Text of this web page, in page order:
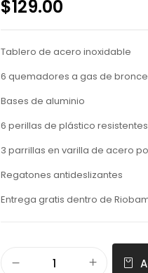
$129.00
Tablero de acero inoxidable
6 quemadores a gas de bronce
Bases de aluminio
6 perillas de plástico
3 parrillas en varilla de acero
Regatones antideslizantes
Entrega gratis dentro de